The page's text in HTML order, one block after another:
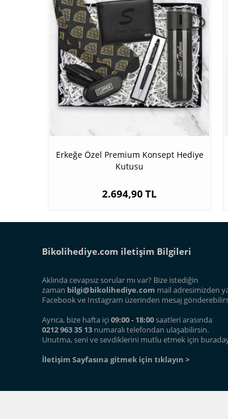
Erkeğe Özel Premium Konsept Hediye
Kutusu
2.694,90 TL
Bikolihediye.com iletişim Bilgileri
Aklında cevapsız sorular mı var? Bize istediğin
zaman bilgi@bikolihediye.com mail adresimizden
Facebook ve Instagram üzerinden mesaj
Ayrıca, bize hafta içi09:00 - 18:00saatleri arasında
0212 963 35 13 numaralı telefondan ulaşabilirsin.
Unutma, seni ve sevdiklerini mutlu etmek için
İletişim Sayfasına gitmek için tıklayın >